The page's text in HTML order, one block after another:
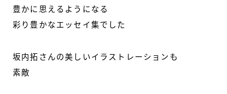
豊かに思えるようになる
彩り豊かなエッセイ集でした
坂内拓さんの美しいイラストレーションも
素敵